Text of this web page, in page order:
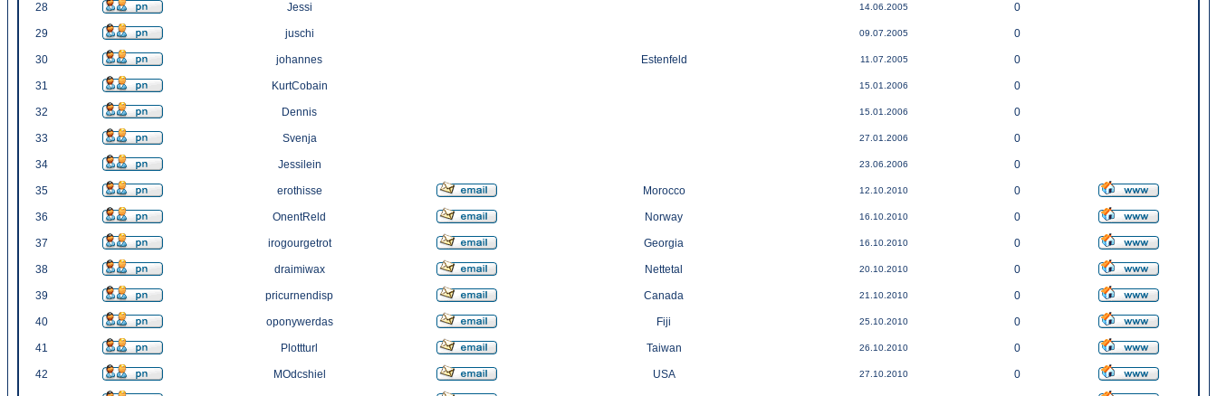
28 Jessi 14.06.2005 0
29 juschi 09.07.2005 0
30 johannes Estenfeld 11.07.2005 0
31 KurtCobain 15.01.2006 0
32 Dennis 15.01.2006 0
33 Svenja 27.01.2006 0
34 Jessilein 23.06.2006 0
35 erothisse Morocco 12.10.2010 0
36 OnentReld Norway 16.10.2010 0
37 irogourgetrot Georgia 16.10.2010 0
38 draimiwax Nettetal 20.10.2010 0
39 pricurnendisp Canada 21.10.2010 0
40 oponywerdas Fiji 25.10.2010 0
41 Plottturl Taiwan 26.10.2010 0
42 MOdcshiel USA 27.10.2010 0